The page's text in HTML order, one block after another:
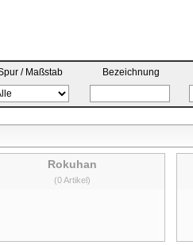
/ Maßstab Bezeichnung
Rokuhan
(0 Artikel)